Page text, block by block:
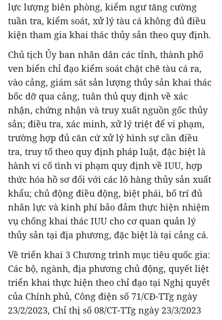
lực lượng biên phòng, kiểm ngư tăng cường
tuần tra, kiểm soát, xử lý tàu cá không đủ điều
kiện tham gia khai thác thủy sản theo quy định.
Chủ tịch Ủy ban nhân dân các tỉnh, thành phố
ven biển chỉ đạo kiểm soát chặt chẽ tàu cá ra,
vào cảng, giám sát sản lượng thủy sản khai thác
bốc dỡ qua cảng, tuân thủ quy định về xác
nhận, chứng nhận và truy xuất nguồn gốc thủy
sản; điều tra, xác minh, xử lý triệt để vi phạm,
trường hợp đủ căn cứ xử lý hình sự cần điều
tra, truy tố theo quy định pháp luật, đặc biệt là
hành vi cố tình vi phạm quy định về IUU, hợp
thức hóa hồ sơ đối với các lô hàng thủy sản xuất
khẩu; chủ động điều động, biệt phái, bố trí đủ
nhân lực và kinh phí bảo đảm thực hiện nhiệm
vụ chống khai thác IUU cho cơ quan quản lý
thủy sản tại địa phương, đặc biệt là tại cảng cá.
Về triển khai 3 Chương trình mục tiêu quốc gia:
Các bộ, ngành, địa phương chủ động, quyết liệt
triển khai thực hiện theo chỉ đạo tại Nghị quyết
của Chính phủ, Công điện số 71/CĐ-TTg ngày
23/2/2023, Chỉ thị số 08/CT-TTg ngày 23/3/2023